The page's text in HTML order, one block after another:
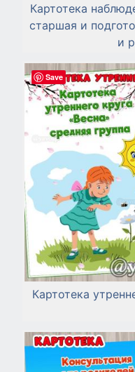
Картотека
старшая и
и
Картотека
Save